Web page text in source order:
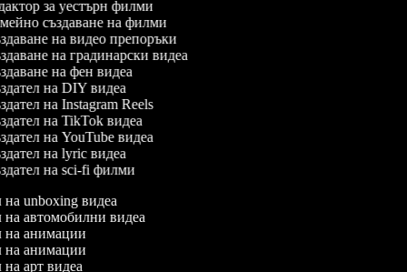
за уестърн филми
създаване на филми
на видео препоръки
на градинарски видеа
на фен видеа
на DIY видеа
на Instagram Reels
на TikTok видеа
на YouTube видеа
на lyric видеа
на sci-fi филми
на unboxing видеа
на автомобилни видеа
на анимации
на анимации
на арт видеа